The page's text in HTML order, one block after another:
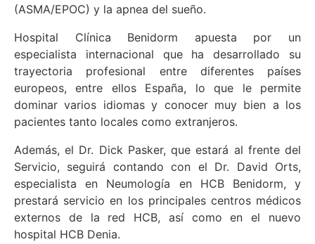
(ASMA/EPOC) y la apnea del sueño.
Hospital Clínica Benidorm apuesta por un
especialista internacional que ha desarrollado su
trayectoria profesional entre diferentes países
europeos, entre ellos España, lo que le permite
dominar varios idiomas y conocer muy bien a los
pacientes tanto locales como extranjeros.
Además, el Dr. Dick Pasker, que estará al frente del
Servicio, seguirá contando con el Dr. David Orts,
especialista en Neumología en HCB Benidorm, y
prestará servicio en los principales centros médicos
externos de la red HCB, así como en el nuevo
hospital HCB Denia.